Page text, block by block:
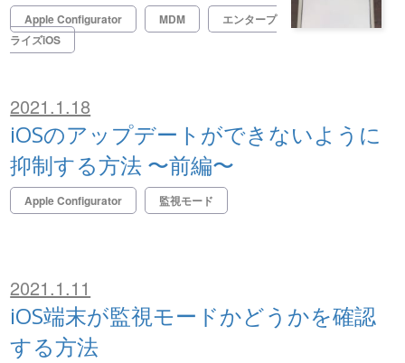
Apple Configurator MDM
エンタープ
ライズiOS
2021.1.18
iOSのアップデートができないように
抑制する方法 〜前編〜
Apple Configurator 監視モード
2021.1.11
iOS端末が監視モードかどうかを確認
する方法